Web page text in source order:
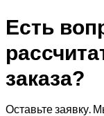
Есть
заказа?
Оставьте заявку.